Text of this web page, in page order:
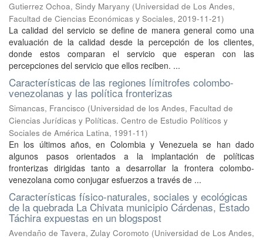
Gutierrez Ochoa, Sindy Maryany (Universidad de Los Andes,
Facultad de Ciencias Económicas y Sociales, 2019-11-21)
La calidad del servicio se define de manera general como una
evaluación de la calidad desde la percepción de los clientes,
donde estos comparan el servicio que esperan con las
percepciones del servicio que ellos reciben. ...
Características de las regiones límitrofes colombo-
venezolanas y las política fronterizas
Simancas, Francisco (Universidad de los Andes, Facultad de
Ciencias Jurídicas y Políticas. Centro de Estudio Políticos y
Sociales de América Latina, 1991-11)
En los últimos años, en Colombia y Venezuela se han dado
algunos pasos orientados a la implantación de políticas
fronterizas dirigidas tanto a desarrollar la frontera colombo-
venezolana como conjugar esfuerzos a través de ...
Características físico-naturales, sociales y ecológicas
de la quebrada La Chivata municipio Cárdenas, Estado
Táchira expuestas en un blogspost
Avendaño de Tavera, Zulay Coromoto (Universidad de Los Andes,